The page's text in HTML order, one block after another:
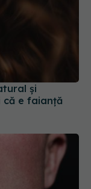
că e faianță